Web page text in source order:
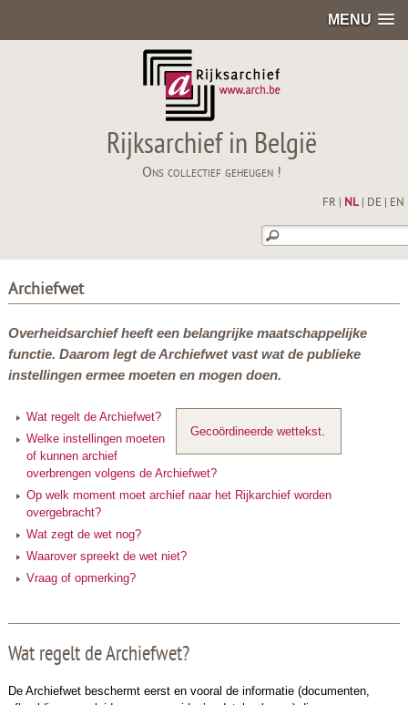
MENU
Rijksarchief in België
Ons collectief geheugen !
FR NL| DE EN
Archiefwet
Overheidsarchief heeft een belangrijke maatschappelijke
functie. Daarom legt de Archiefwet vast wat de publieke
instellingen ermee moeten en mogen doen.
Gecoördineerde wettekst.
Wat regelt de Archiefwet?
Welke instellingen moeten
of kunnen archief
overbrengen volgens de Archiefwet?
Op welk moment moet archief naar het Rijkarchief worden
overgebracht?
Wat zegt de wet nog?
Waarover spreekt de wet niet?
Vraag of opmerking?
Wat regelt de Archiefwet?
De Archiefwet beschermt eerst en vooral de informatie (documenten,